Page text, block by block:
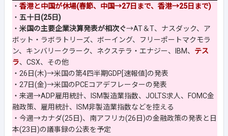
・ 香港と中国が休場(春節、中国→27日まで、香港→25日まで)
・ 五十日(25日)
・ 米国の主要企業決算発表が相次ぐ→AT＆T、ナスダック、ア
ボット・ラボラトリーズ、ボーイング、フリーポートマクモラ
ン、キンバリークラーク、ネクステラ・エナジー、IBM、 テス
ラ、CSX、その他
・26日(木)→米国の第4四半期GDP[速報値]の発表
・27日(金)→米国のPCEコアデフレーターの発表
・来週→ADP雇用統計、ISM製造業指数、JOLTS求人、FOMC金
融政策、雇用統計、ISM非製造業指数などを控える
・今週→カナダ(25日)、南アフリカ(26日)の金融政策の発表と日
本(23日)の議事録の公表を予定